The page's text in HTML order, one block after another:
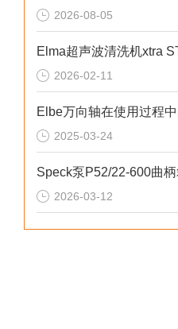
2026-08-05
2026-02-11
2025-03-24
2026-03-12